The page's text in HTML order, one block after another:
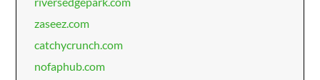
zaseez.com
catchycrunch.com
nofaphub.com